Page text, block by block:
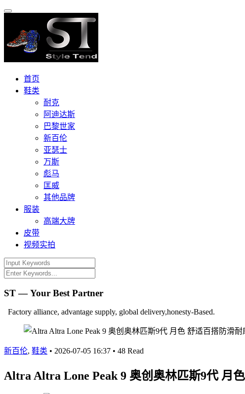
首页
鞋类
耐克
阿迪达斯
巴黎世家
新百伦
亚瑟士
万斯
彪马
匡威
其他品牌
服装
高端大牌
皮带
视频实拍
ST — Your Best Partner
Factory alliance, advantage supply, global delivery,honesty-Based.
新百伦, 鞋类 • 2026-07-05 16:37 • 48 Read
Altra Altra Lone Peak 9 奥创奥林匹斯9代 月